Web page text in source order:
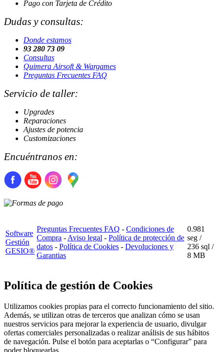
Pago con Tarjeta de Crédito
Dudas y consultas:
Donde estamos
93 280 73 09
Consultas
Quimera Airsoft & Wargames
Preguntas Frecuentes FAQ
Servicio de taller:
Upgrades
Reparaciones
Ajustes de potencia
Customizaciones
Encuéntranos en:
Software
Gestión
GESIO®
Preguntas Frecuentes FAQ - Condiciones de
Compra -Aviso legal - Política de protección de
datos - Política de Cookies - Devoluciones y
Garantias
0.981
seg /
236 sql /
8 MB
Política de gestión de Cookies
Utilizamos cookies propias para el correcto funcionamiento del sitio.
Además, se utilizan otras de terceros que analizan cómo se usan
nuestros servicios para mejorar la experiencia de usuario, divulgar
ofertas comerciales personalizadas o realizar análisis de sus hábitos
de navegación. Pulse el botón para aceptarlas o “Configurar” para